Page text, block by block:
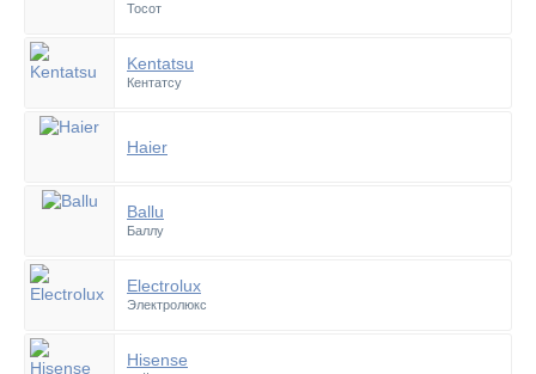
Тосот
Kentatsu
Кентатсу
Haier
Ballu
Баллу
Electrolux
Электролюкс
Hisense